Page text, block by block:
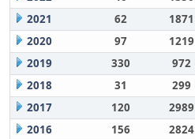
2021
62 1871
2020
97 1219
2019
330 972
2018
31 299
2017
120 2989
2016
156 2824